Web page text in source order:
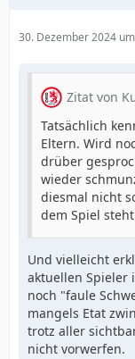
30. Dezember 2024
Zitat von
Tatsächlich
Eltern. Wird
drüber
wieder
diesmal nicht
dem Spiel
Und vielleicht
aktuellen Spieler
noch "faule
mangels Etat
trotz aller
nicht vorwerfen.